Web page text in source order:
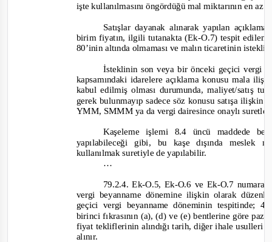
işte kullanılmasını öngördüğü mal miktarının en az
Satışlar dayanak alınarak yapılan
birim fiyatın, ilgili tutanakta (Ek-O.7) tespit edilen
80’inin altında olmaması ve malın ticaretinin
İsteklinin son veya bir önceki geçici vergi
kapsamındaki idarelere açıklama konusu mala
kabul edilmiş olması durumunda, maliyet/satış
gerek bulunmayıp sadece söz konusu satışa
YMM, SMMM ya da vergi dairesince onaylı
Kaşeleme işlemi 8.4 üncü maddede
yapılabileceği gibi, bu kaşe dışında
kullanılmak suretiyle de yapılabilir.
…
79.2.4. Ek-O.5, Ek-O.6 ve Ek-O.7
vergi beyanname dönemine ilişkin olarak
geçici vergi beyanname döneminin tespitinde;
birinci fıkrasının (a), (d) ve (e) bentlerine göre
fiyat tekliflerinin alındığı tarih, diğer ihale usulleri
alınır.